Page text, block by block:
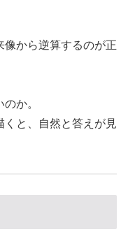
から逆算するのが正
か。
くと、自然と答えが見